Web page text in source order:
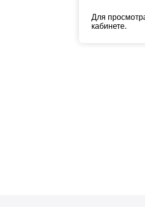
Для
кабинете.